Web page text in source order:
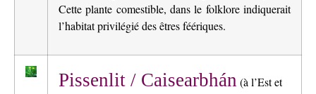
Cette plante comestible, dans le folklore indiquerait
l’habitat privilégié des êtres féériques.
Pissenlit / Caisearbhán (à l’Est et